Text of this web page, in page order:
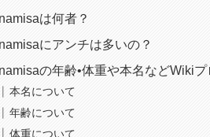
は何者？
にアンチは多いの？
の年齢•体重や本名などWikiプ
本名について
年齢について
体重について